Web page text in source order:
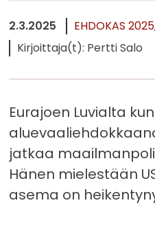
2.3.2025 EHDOKAS 2025
Kirjoittaja(t): Pertti Salo
Eurajoen Luvialta
jatkaa
Hänen mielestään
asema on